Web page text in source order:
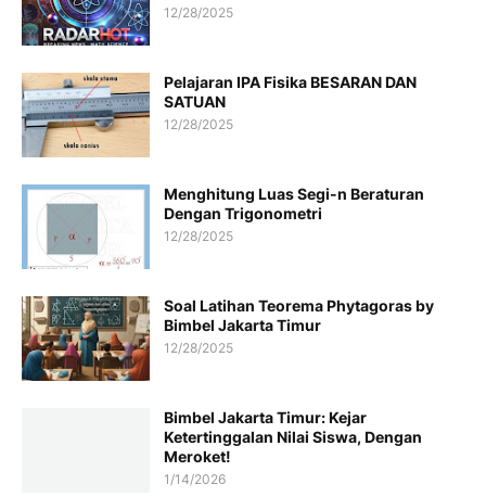
12/28/2025
Pelajaran IPA Fisika BESARAN DAN
SATUAN
12/28/2025
Menghitung Luas Segi-n Beraturan
Dengan Trigonometri
12/28/2025
Soal Latihan Teorema Phytagoras by
Bimbel Jakarta Timur
12/28/2025
Bimbel Jakarta Timur: Kejar
Ketertinggalan Nilai Siswa, Dengan
Meroket!
1/14/2026